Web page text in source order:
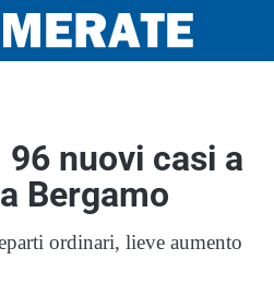
nuovi casi a
Bergamo
ordinari, lieve aumento